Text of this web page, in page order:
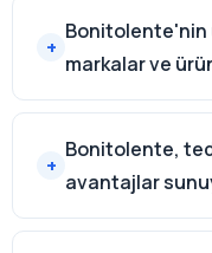
markalar ve
Bonitolente,
avantajlar